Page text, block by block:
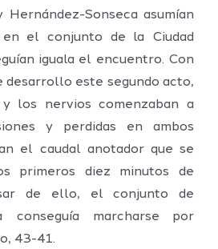
Hernández-Sonseca asumían
en el conjunto de la Ciudad
iguala el encuentro. Con
desarrollo este segundo acto,
los nervios comenzaban a
y perdidas en ambos
el caudal anotador que se
primeros diez minutos de
de ello, el conjunto de
conseguía marcharse por
43-41.